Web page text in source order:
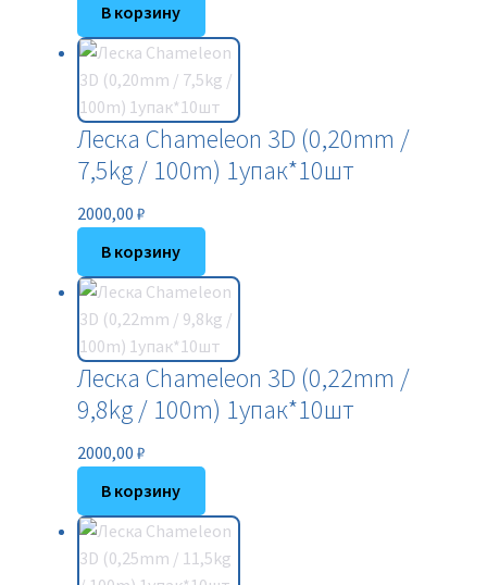
В корзину
Леска Chameleon 3D (0,20mm /
7,5kg / 100m) 1упак*10шт
2000,00 ₽
В корзину
Леска Chameleon 3D (0,22mm /
9,8kg / 100m) 1упак*10шт
2000,00 ₽
В корзину